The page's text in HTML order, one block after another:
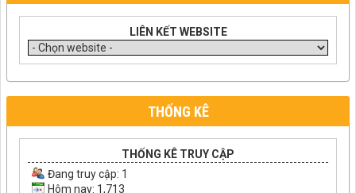
LIÊN KẾT WEBSITE
THỐNG KÊ
THỐNG KÊ TRUY CẬP
Đang truy cập: 1
Hôm nay: 1,713